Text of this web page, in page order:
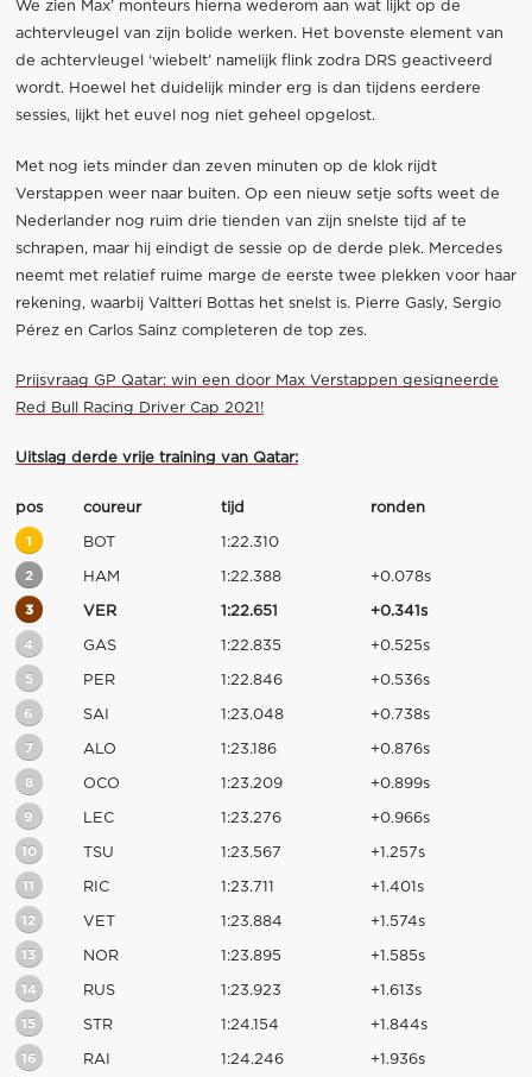
We zien Max’ monteurs hierna wederom aan wat lijkt op de
achtervleugel van zijn bolide werken. Het bovenste element van
de achtervleugel ‘wiebelt’ namelijk flink zodra DRS geactiveerd
wordt. Hoewel het duidelijk minder erg is dan tijdens eerdere
sessies, lijkt het euvel nog niet geheel opgelost.
Met nog iets minder dan zeven minuten op de klok rijdt
Verstappen weer naar buiten. Op een nieuw setje softs weet de
Nederlander nog ruim drie tienden van zijn snelste tijd af te
schrapen, maar hij eindigt de sessie op de derde plek. Mercedes
neemt met relatief ruime marge de eerste twee plekken voor haar
rekening, waarbij Valtteri Bottas het snelst is. Pierre Gasly, Sergio
Pérez en Carlos Sainz completeren de top zes.
Prijsvraag GP Qatar: win een door Max Verstappen gesigneerde
Red Bull Racing Driver Cap 2021!
Uitslag derde vrije training van Qatar:
pos coureur tijd ronden
1 BOT 1:22.310
2 HAM 1:22.388 +0.078s
3 VER 1:22.651 +0.341s
4 GAS 1:22.835 +0.525s
5 PER 1:22.846 +0.536s
6 SAI 1:23.048 +0.738s
7 ALO 1:23.186 +0.876s
8 OCO 1:23.209 +0.899s
9 LEC 1:23.276 +0.966s
10 TSU 1:23.567 +1.257s
11 RIC 1:23.711 +1.401s
12 VET 1:23.884 +1.574s
13 NOR 1:23.895 +1.585s
14 RUS 1:23.923 +1.613s
15 STR 1:24.154 +1.844s
16 RAI 1:24.246 +1.936s